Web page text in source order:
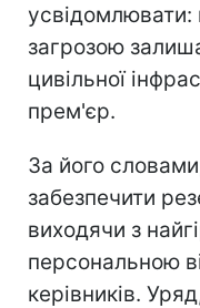
усвідомлювати:
загрозою
цивільної
прем'єр.
За його
забезпечити
виходячи з
персональною
керівників.